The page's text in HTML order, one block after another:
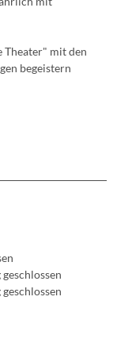
Theater" mit den
begeistern